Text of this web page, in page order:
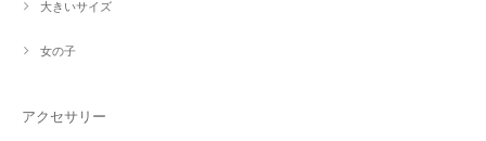
大きいサイズ
女の子
アクセサリー